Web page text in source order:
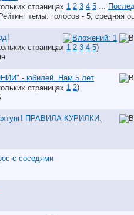
1 2 3 4 5 ...
1 2 3 4 5)
- юбилей. Нам 5 лет
1 2)
ПРАВИЛА КУРИЛКИ.
с соседями